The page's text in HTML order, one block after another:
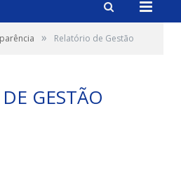
» Relatório de Gestão
GESTÃO